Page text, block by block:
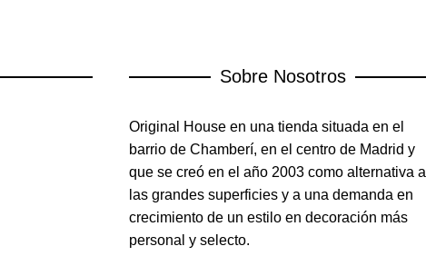
Sobre Nosotros
Original House en una tienda situada en el
barrio de Chamberí, en el centro de Madrid y
que se creó en el año 2003 como alternativa a
las grandes superficies y a una demanda en
crecimiento de un estilo en decoración más
personal y selecto.